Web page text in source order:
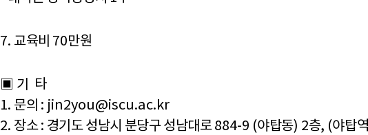
7. 교육비 70만원
▣ 기
타
1. 문의 : jin2you@iscu.ac.kr
2. 장소: 경기도 성남시 분당구 성남대로884-9 (야탑동) 2층, (야탑역